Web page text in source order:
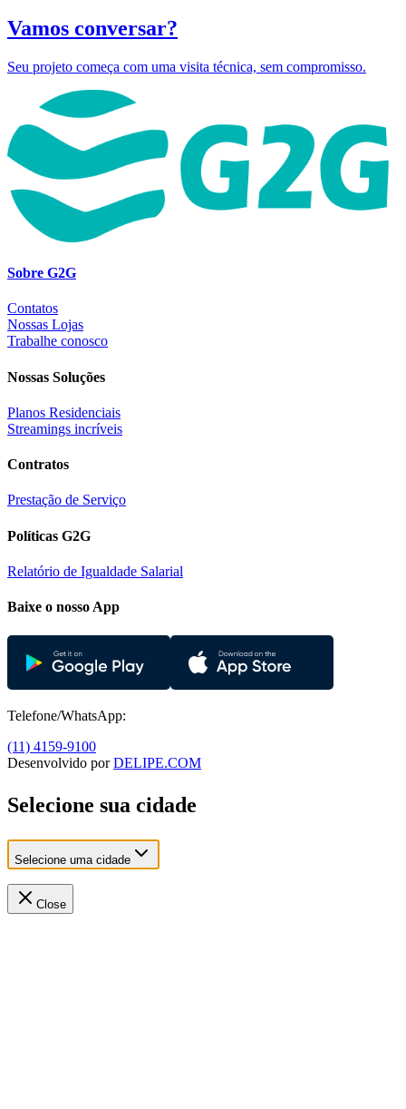
Vamos conversar?
Seu projeto começa com uma visita técnica, sem compromisso.
Sobre G2G
Contatos
Nossas Lojas
Trabalhe conosco
Nossas Soluções
Planos Residenciais
Streamings incríveis
Contratos
Prestação de Serviço
Políticas G2G
Relatório de Igualdade Salarial
Baixe o nosso App
Telefone/WhatsApp:
(11) 4159-9100
Desenvolvido por DELIPE.COM
Selecione sua cidade
Selecione uma cidade
Close